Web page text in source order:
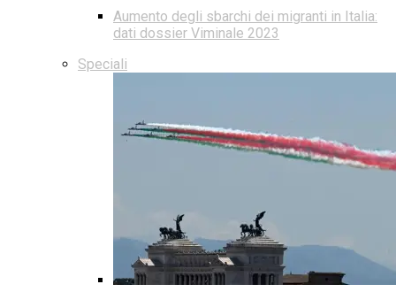
Aumento degli sbarchi dei migranti in Italia:
dati dossier Viminale 2023
Speciali